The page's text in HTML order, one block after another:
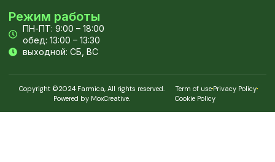
Режим работы
ПН-ПТ: 9:00 – 18:00
обед: 13:00 – 13:30
выходной: СБ, ВС
Copyright ©2024 Farmica, All rights reserved.
Powered by MoxCreative.
Term of usePrivacy Policy
Cookie Policy